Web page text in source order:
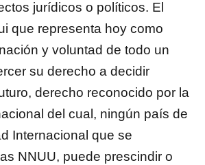
jurídicos o políticos. El
que representa hoy como
y voluntad de todo un
su derecho a decidir
derecho reconocido por la
del cual, ningún país de
Internacional que se
NNUU, puede prescindir o